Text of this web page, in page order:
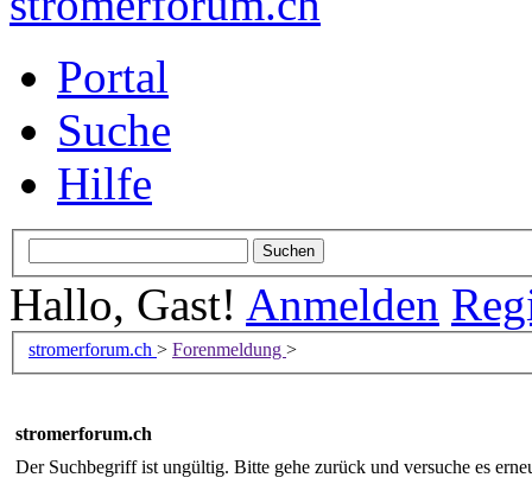
Portal
Suche
Hilfe
Hallo, Gast! Anmelden
stromerforum.ch > Forenmeldung >
stromerforum.ch
Der Suchbegriff ist ungültig. Bitte gehe zurück und versuche es